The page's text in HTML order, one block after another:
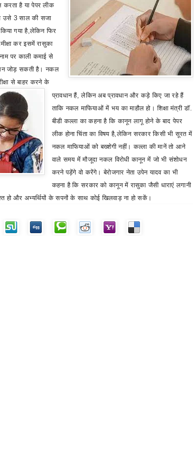
करता है या पेपर लीक
उसे 3 साल की सजा
गया है,लेकिन फिर
कर इसमें रासुका
पर काली कमाई से
जोड़ सकती है। नकल
से बाहर करने के
प्रावधान हैं,लेकिन अब प्रावधान और कड़े किए जा रहे हैं
ताकि नकल माफियाओं में भय का माहौल हो। शिक्षा मंत्री डॉ.
बीडी कल्ला का कहना है कि कानून लागू होने के बाद पेपर
लीक होना चिंता का विषय है ,लेकिन सरकार किसी भी सूरत में
नकल माफियाओं को बख्शेगी नहीं। कल्ला की मानें तो आने
वाले समय में मौजूदा नकल विरोधी कानून में जो भी संशोधन
करने पड़ेंगे वो करेंगे। बेरोजगार नेता उपेन यादव का भी
कहना है कि सरकार को कानून में रासुका जैसी धाराएं लगानी
हो और अभ्यर्थियों के सपनों के साथ कोई खिलवाड़ ना हो सकें।